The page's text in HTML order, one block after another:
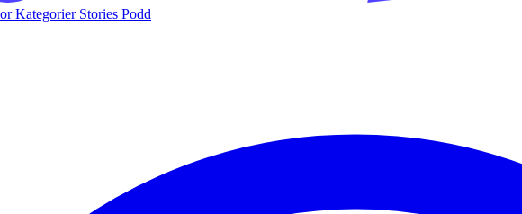
Kategorier Stories Podd